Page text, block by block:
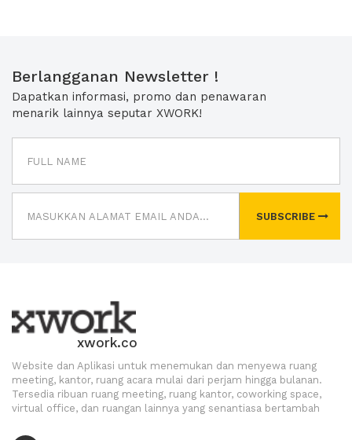
Berlangganan Newsletter !
Dapatkan informasi, promo dan penawaran
menarik lainnya seputar XWORK!
SUBSCRIBE
xwork.co
Website dan Aplikasi untuk menemukan dan menyewa ruang
meeting, kantor, ruang acara mulai dari perjam hingga bulanan.
Tersedia ribuan ruang meeting, ruang kantor, coworking space,
virtual office, dan ruangan lainnya yang senantiasa bertambah